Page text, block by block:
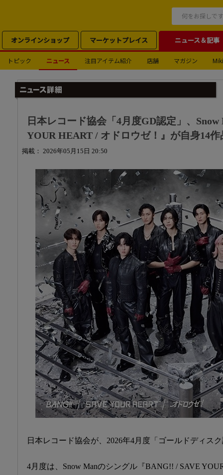
オンラインショップ マーケットプレイス ニュース＆記事
トピック ニュース 注目アイテム紹介 店舗 マガジン
日本レコード協会「4月度GD認定」、
YOUR HEART / オドロウゼ！』が自身14
掲載： 2026年05月15日 20:50
日本レコード協会が、2026年4月度「ゴールドディス
4月度は、Snow Manのシングル『BANG!! / SAVE